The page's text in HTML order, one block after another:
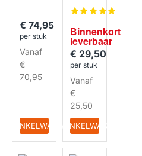
€ 74,95
per stuk
Vanaf
€
70,95
IN WINKELWAGEN
HUISMERK
Binnenkort
leverbaar
/ 60521
960
€ 29,50
per stuk
Vanaf
€
25,50
IN WINKELWAGEN